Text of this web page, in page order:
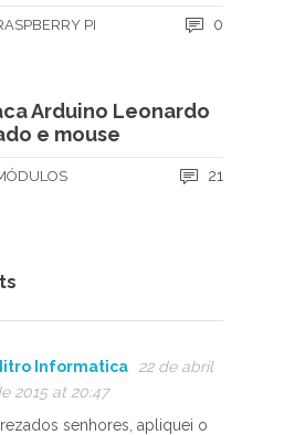
PI 0
Arduino Leonardo
e mouse
21
Informatica
22 de abril
2015 at 20:47
senhores, apliquei o